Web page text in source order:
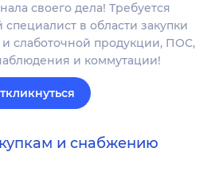
своего дела! Требуется
в области закупки
и слаботочной продукции, ПОС,
и коммутации!
и снабжению